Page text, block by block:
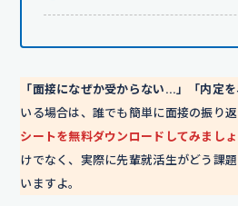
「面接になぜか受からない…」「内定
いる場合は、誰でも簡単に面接の振り返
シートを無料ダウンロードしてみましょ
けでなく、実際に先輩就活生がどう課
いますよ。